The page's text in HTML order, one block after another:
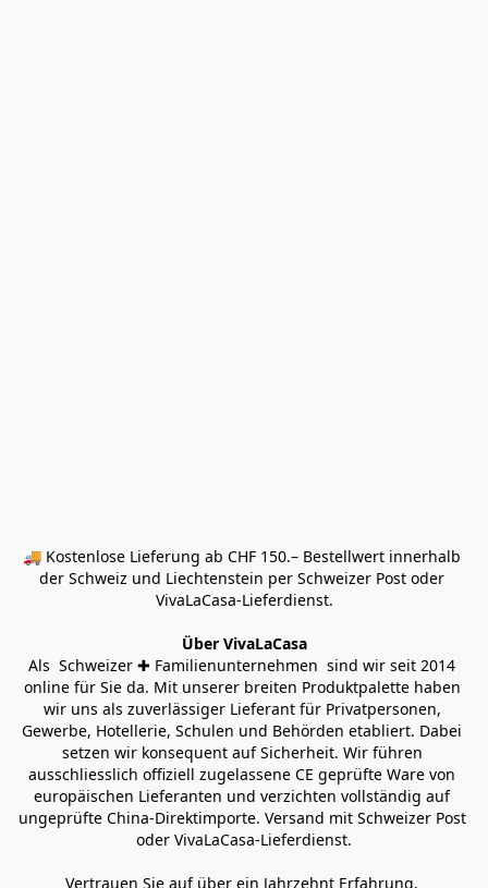
🚚 Kostenlose Lieferung ab CHF 150.– Bestellwert innerhalb
der Schweiz und Liechtenstein per Schweizer Post oder
VivaLaCasa-Lieferdienst.
Über VivaLaCasa
Als  Schweizer ✚ Familienunternehmen  sind wir seit 2014
online für Sie da. Mit unserer breiten Produktpalette haben
wir uns als zuverlässiger Lieferant für Privatpersonen,
Gewerbe, Hotellerie, Schulen und Behörden etabliert. Dabei
setzen wir konsequent auf Sicherheit. Wir führen
ausschliesslich offiziell zugelassene CE geprüfte Ware von
europäischen Lieferanten und verzichten vollständig auf
ungeprüfte China-Direktimporte. Versand mit Schweizer Post
oder VivaLaCasa-Lieferdienst.
Vertrauen Sie auf über ein Jahrzehnt Erfahrung,